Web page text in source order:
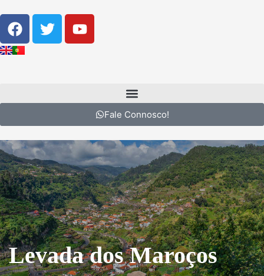
Fale Connosco!
Levada dos Maroços